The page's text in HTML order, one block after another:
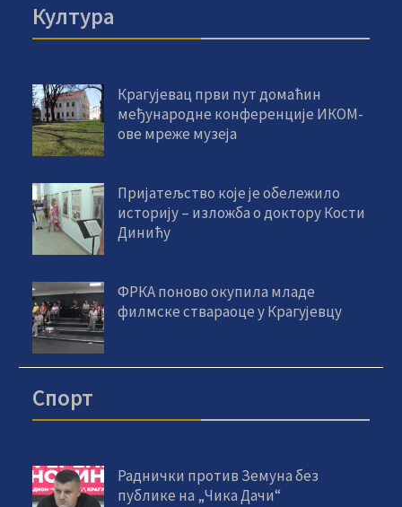
Култура
Крагујевац први пут домаћин
међународне конференције ИКОМ-
ове мреже музеја
Пријатељство које је обележило
историју – изложба о доктору Кости
Динићу
ФРКА поново окупила младе
филмске ствараоце у Крагујевцу
Спорт
Раднички против Земуна без
публике на „Чика Дачи“